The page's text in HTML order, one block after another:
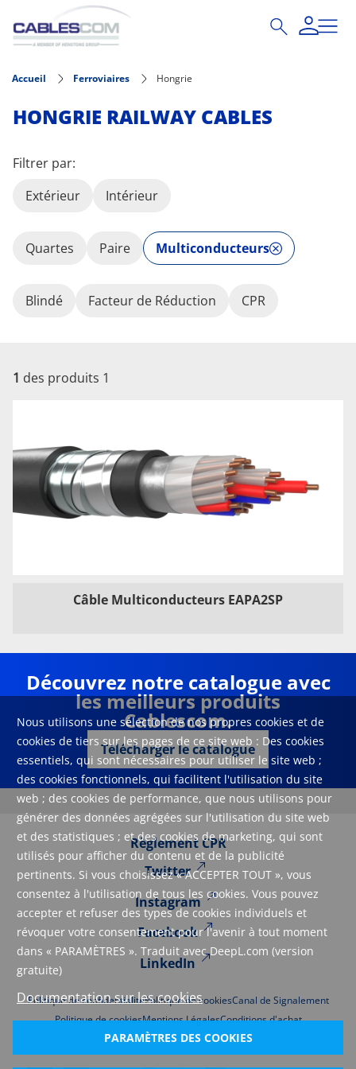
Aller au contenu principal
Nous utilisons une sélection de nos propres cookies et de
cookies de tiers sur les pages de ce site web : Des cookies
essentiels, qui sont nécessaires pour utiliser le site web ;
des cookies fonctionnels, qui facilitent l'utilisation du site
web ; des cookies de performance, que nous utilisons pour
générer des données agrégées sur l'utilisation du site web
et des statistiques ; et des cookies de marketing, qui sont
utilisés pour afficher du contenu et de la publicité
pertinents. Si vous choisissez « ACCEPTER TOUT », vous
consentez à l'utilisation de tous les cookies. Vous pouvez
accepter et refuser des types de cookies individuels et
révoquer votre consentement pour l'avenir à tout moment
dans « PARAMÈTRES ». Traduit avec DeepL.com (version
gratuite)
Documentation sur les cookies
PARAMÈTRES DES COOKIES
Accueil Ferroviaires Hongrie
HONGRIE RAILWAY CABLES
Filtrer par:
Extérieur
Intérieur
Quartes Paire Multiconducteurs
Blindé Facteur de Réduction CPR
1 des produits 1
Câble Multiconducteurs EAPA2SP
Découvrez notre catalogue avec
les meilleurs produits
Cablescom.
Télécharger le catalogue
Règlement CPR
Twitter
Instagram
Facebook
LinkedIn
Politique de confidentialitéPolitique de cookiesCanal de Signalement
Politique de cookiesMentions LégalesConditions d'achat